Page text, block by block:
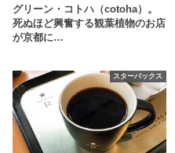
グリーン・コトハ（cotoha）。
死ぬほど興奮する観葉植物のお店
が京都に…
スターバックス